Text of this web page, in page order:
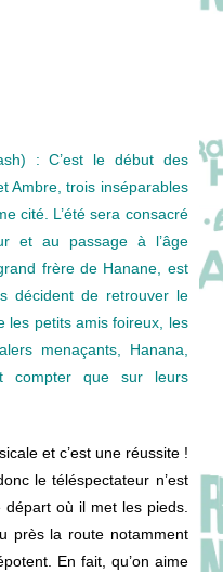
: C’est le début des
Ambre, trois inséparables
cité. L’été sera consacré
et au passage à l’âge
frère de Hanane, est
décident de retrouver le
les petits amis foireux, les
menaçants, Hanana,
compter que sur leurs
et c’est une réussite !
le téléspectateur n’est
où il met les pieds.
près la route notamment
En fait, qu’on aime